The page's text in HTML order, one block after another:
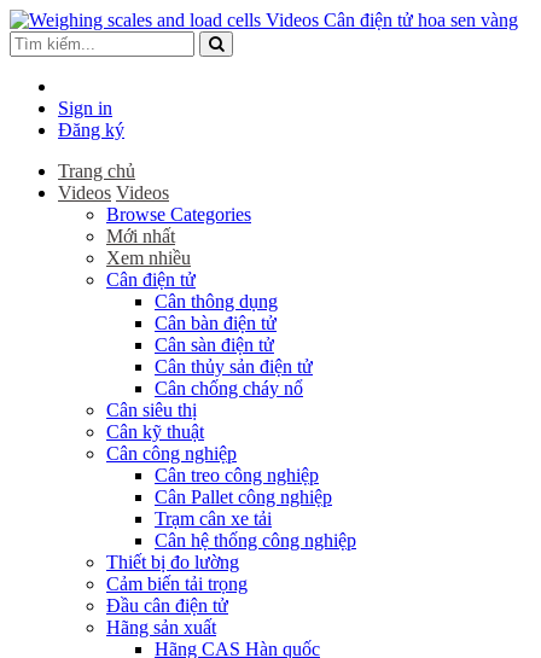
Sign in
Đăng ký
Trang chủ
Videos Videos
Browse Categories
Mới nhất
Xem nhiều
Cân điện tử
Cân thông dụng
Cân bàn điện tử
Cân sàn điện tử
Cân thủy sản điện tử
Cân chống cháy nổ
Cân siêu thị
Cân kỹ thuật
Cân công nghiệp
Cân treo công nghiệp
Cân Pallet công nghiệp
Trạm cân xe tải
Cân hệ thống công nghiệp
Thiết bị đo lường
Cảm biến tải trọng
Đầu cân điện tử
Hãng sản xuất
Hãng CAS Hàn quốc